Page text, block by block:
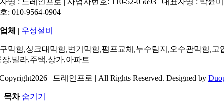
: 010-9564-0904
체 | 우성설비
막힘,싱크대막힘,변기막힘,펌프교체,누수탐지,오수관막힘,고
장,빌라,주택,상가,아파트
| 드레인프로 | All Rights Reserved. Designed by
목차 숨기기